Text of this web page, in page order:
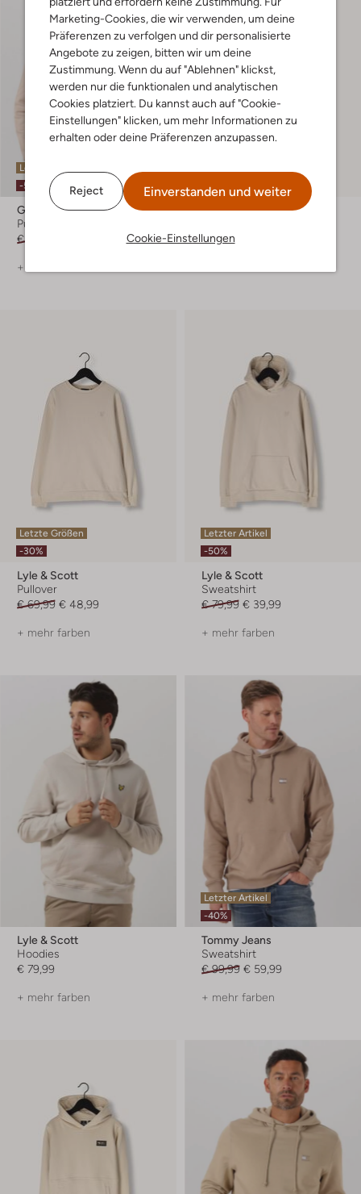
Marketing-Cookies, die wir verwenden, um deine
Präferenzen zu verfolgen und dir personalisierte
Angebote zu zeigen, bitten wir um deine
Zustimmung. Wenn du auf "Ablehnen" klickst,
werden nur die funktionalen und analytischen
Cookies platziert. Du kannst auch auf "Cookie-
Einstellungen" klicken, um mehr Informationen zu
erhalten oder deine Präferenzen anzupassen.
Reject Einverstanden und weiter
Cookie-Einstellungen
Letzte Größen
-50%
Genti
Pullover
€ 129,99
+ mehr farben
-40%
Ballin
€ 89,99
Letzte Größen
-30%
Lyle & Scott
Pullover
€ 69,99 € 48,99
+ mehr farben
Letzter Artikel
-50%
Lyle & Scott
Sweatshirt
€ 79,99 € 39,99
+ mehr farben
Lyle & Scott
Hoodies
€ 79,99
+ mehr farben
Letzter Artikel
-40%
Tommy Jeans
Sweatshirt
€ 99,99 € 59,99
+ mehr farben